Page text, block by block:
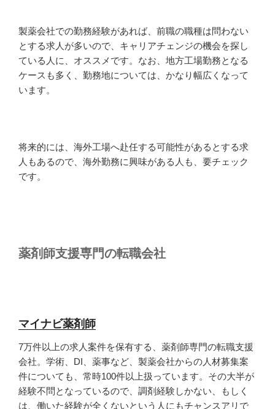
製薬会社での勤務経験があれば、前職の職種は問わない
とする求人が多いので、キャリアチェンジの機会を探し
ている人に、オススメです。なお、地方工場勤務となる
ケースも多く、勤務地については、かなり幅広くなって
います。
将来的には、海外工場へ赴任する可能性があるとする求
人もあるので、海外勤務に興味がある人も、要チェック
です。
薬剤師支援専門の転職会社
マイナビ薬剤師
7万件以上の求人案件を保有する、薬剤師専門の転職支援
会社。学術、DI、薬事など、製薬会社からの人材募集案
件についても、常時100件以上扱っています。その大半が
経験不問となっているので、調剤経験しかない、もしく
は、働いた経験が全くないという人にもチャンスアリで